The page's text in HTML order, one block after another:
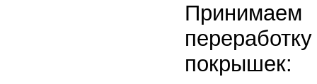
покрышек: